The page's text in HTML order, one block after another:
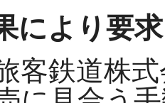
により要
客鉄道株